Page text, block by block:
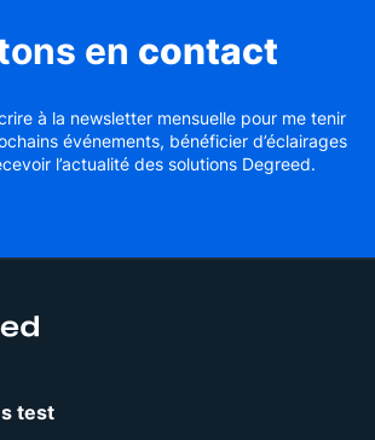
en contact
à la newsletter mensuelle pour me tenir
événements, bénéficier d’éclairages
l’actualité des solutions Degreed.
test